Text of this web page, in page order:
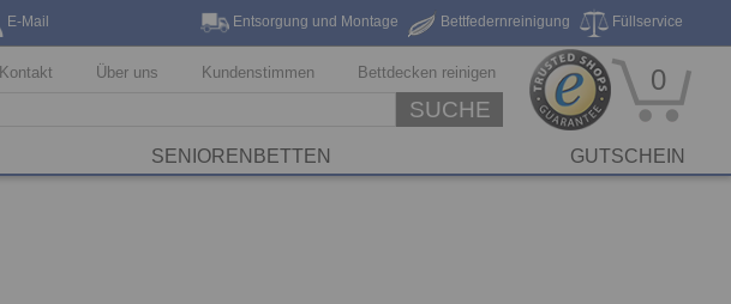
E-Mail Füllservice
Bettfedernreinigung
Entsorgung und Montage
Reinigungsservice
Kontakt Über uns Kundenstimmen Bettdecken reinigen
SUCHE
0
SENIORENBETTEN GUTSCHEIN